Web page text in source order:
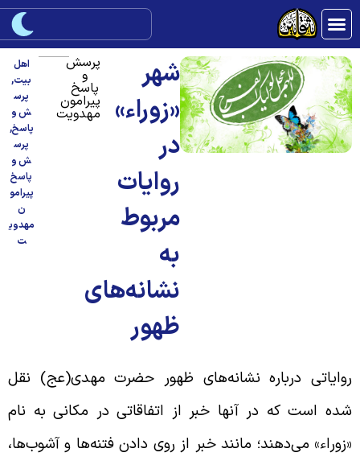
شهر
«زوراء»
در
روایات
مربوط
به
نشانه‌های
ظهور
پرسش
و
پاسخ
پیرامون
مهدویت
اهل
بیت,
پرس
ش و
پاسخ,
پرس
ش و
پاسخ
پیرامو
مهدوی
درباره نشانه‌های ظهور حضرت مهدی(عج) نقل
است که در آنها خبر از اتفاقاتی در مکانی به نام
می‌دهند؛ مانند خبر از روی دادن فتنه‌ها و آشوب‌ها،